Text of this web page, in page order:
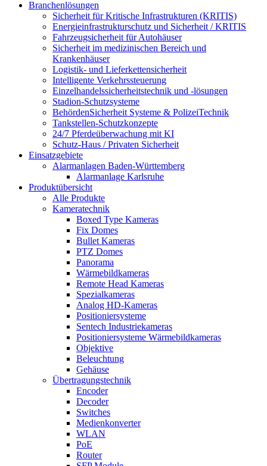
Branchenlösungen
Sicherheit für Kritische Infrastrukturen (KRITIS)
Energieinfrastrukturschutz und Sicherheit / KRITIS
Fahrzeugsicherheit für Autohäuser
Sicherheit im medizinischen Bereich und
Krankenhäuser
Logistik- und Lieferkettensicherheit
Intelligente Verkehrssteuerung
Einzelhandelssicherheitstechnik und -lösungen
Stadion-Schutzsysteme
BehördenSicherheit Systeme & PolizeiTechnik
Tankstellen-Schutzkonzepte​
24/7 Pferdeüberwachung mit KI
Schutz-Haus / Privaten Sicherheit
Einsatzgebiete
Alarmanlagen Baden-Württemberg
Alarmanlage Karlsruhe
Produktübersicht
Alle Produkte
Kameratechnik
Boxed Type Kameras
Fix Domes
Bullet Kameras
PTZ Domes
Panorama
Wärmebildkameras
Remote Head Kameras
Spezialkameras
Analog HD-Kameras
Positioniersysteme
Sentech Industriekameras
Positioniersysteme Wärmebildkameras
Objektive
Beleuchtung
Gehäuse
Übertragungstechnik
Encoder
Decoder
Switches
Medienkonverter
WLAN
PoE
Router